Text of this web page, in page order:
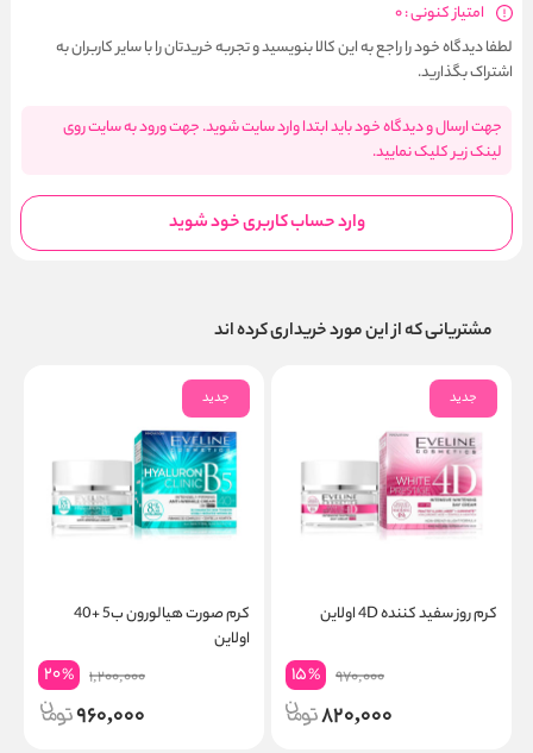
امتیاز کنونی : 0
لطفا دیدگاه خود را راجع به این کالا بنویسید و تجربه خریدتان را با سایر کاربران به
اشتراک بگذارید.
جهت ارسال و دیدگاه خود باید ابتدا وارد سایت شوید. جهت ورود به سایت روی
لینک زیر کلیک نمایید.
وارد حساب کاربری خود شوید
مشتریانی که از این مورد خریداری کرده اند
جدید
کرم روز سفید کننده 4D اولاین
970,000
15%
820,000
جدید
کرم صورت هیالورون ب5 +40
اولاین
1,200,000
20%
960,000